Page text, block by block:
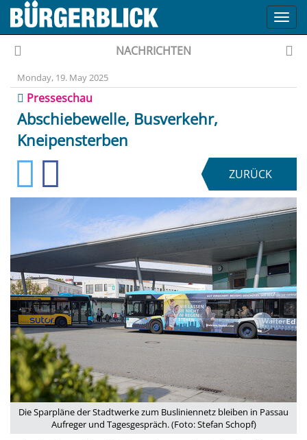
NACHRICHTEN
Monday, 19. May 2025
Presseschau
Abschiebewelle, Busverkehr,
Kneipensterben
ZURÜCK
Die Sparpläne der Stadtwerke zum Busliniennetz bleiben in Passau
Aufreger und Tagesgespräch. (Foto: Stefan Schopf)